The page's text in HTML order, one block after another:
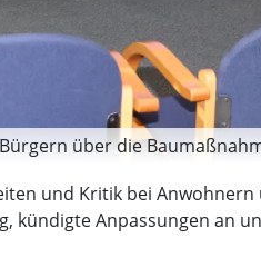
über die
und Kritik bei
Anpassungen an